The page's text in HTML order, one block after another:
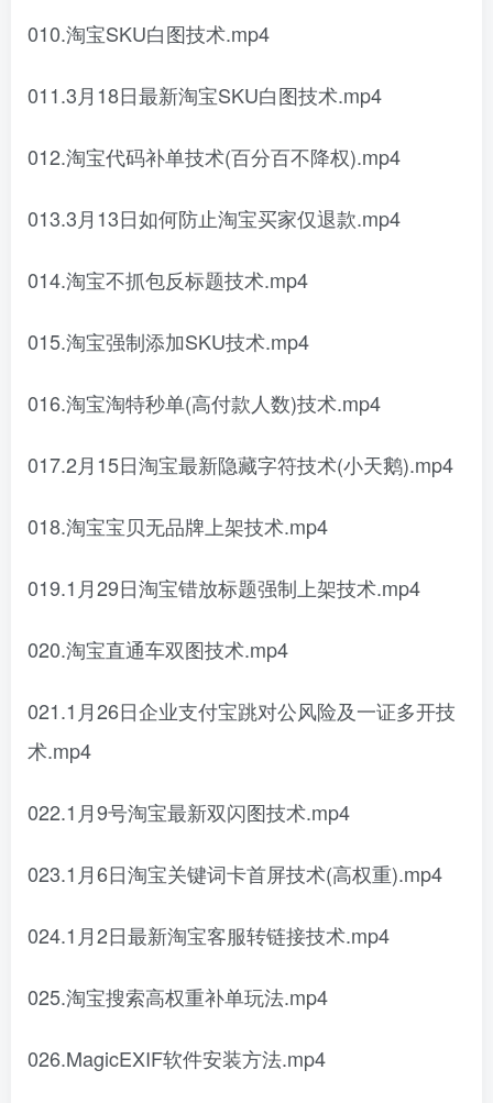
010.淘宝SKU白图技术.mp4
011.3月18日最新淘宝SKU白图技术.mp4
012.淘宝代码补单技术(百分百不降权).mp4
013.3月13日如何防止淘宝买家仅退款.mp4
014.淘宝不抓包反标题技术.mp4
015.淘宝强制添加SKU技术.mp4
016.淘宝淘特秒单(高付款人数)技术.mp4
017.2月15日淘宝最新隐藏字符技术(小天鹅).mp4
018.淘宝宝贝无品牌上架技术.mp4
019.1月29日淘宝错放标题强制上架技术.mp4
020.淘宝直通车双图技术.mp4
021.1月26日企业支付宝跳对公风险及一证多开技
术.mp4
022.1月9号淘宝最新双闪图技术.mp4
023.1月6日淘宝关键词卡首屏技术(高权重).mp4
024.1月2日最新淘宝客服转链接技术.mp4
025.淘宝搜索高权重补单玩法.mp4
026.MagicEXIF软件安装方法.mp4